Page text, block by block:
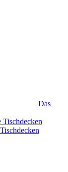
Das
Tischdecken